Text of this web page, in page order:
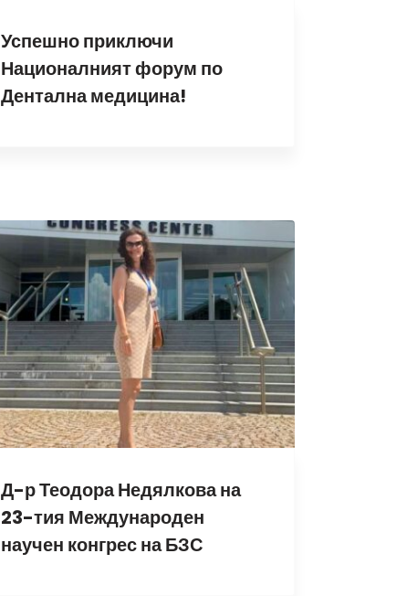
Успешно приключи
Националният форум по
Дентална медицина!
Д-р Теодора Недялкова на
23-тия Международен
научен конгрес на БЗС